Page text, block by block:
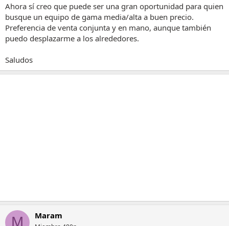
Ahora sí creo que puede ser una gran oportunidad para quien
busque un equipo de gama media/alta a buen precio.
Preferencia de venta conjunta y en mano, aunque también
puedo desplazarme a los alrededores.
Saludos
M Maram